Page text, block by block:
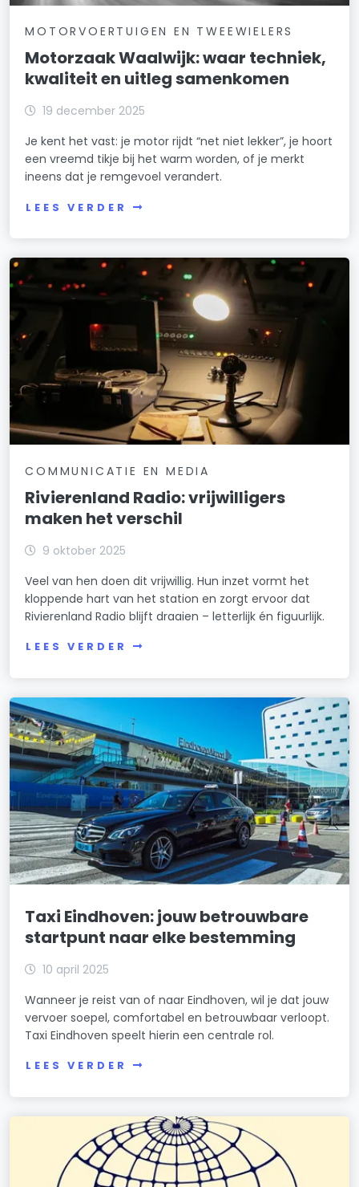
MOTORVOERTUIGEN EN TWEEWIELERS
Motorzaak Waalwijk: waar techniek,
kwaliteit en uitleg samenkomen
19 december 2025
Je kent het vast: je motor rijdt “net niet lekker”, je hoort
een vreemd tikje bij het warm worden, of je merkt
ineens dat je remgevoel verandert.
LEES VERDER
COMMUNICATIE EN MEDIA
Rivierenland Radio: vrijwilligers
maken het verschil
9 oktober 2025
Veel van hen doen dit vrijwillig. Hun inzet vormt het
kloppende hart van het station en zorgt ervoor dat
Rivierenland Radio blijft draaien – letterlijk én figuurlijk.
LEES VERDER
Taxi Eindhoven: jouw betrouwbare
startpunt naar elke bestemming
10 april 2025
Wanneer je reist van of naar Eindhoven, wil je dat jouw
vervoer soepel, comfortabel en betrouwbaar verloopt.
Taxi Eindhoven speelt hierin een centrale rol.
LEES VERDER